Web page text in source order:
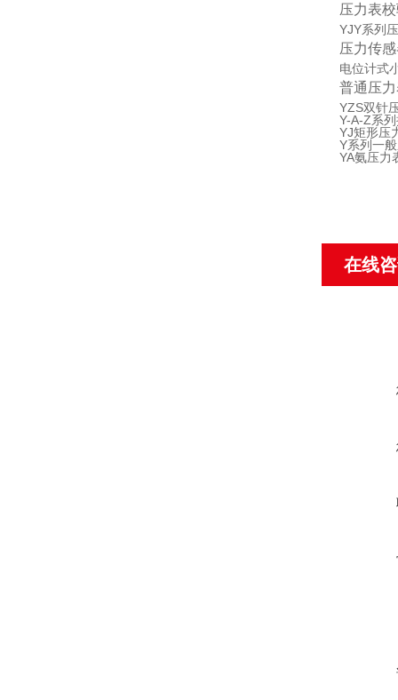
压力表
YJY系列
压力传
电位计式
普通压
YZS双针
Y-A-Z系
YJ矩形压
Y系列一
YA氨压力
在线